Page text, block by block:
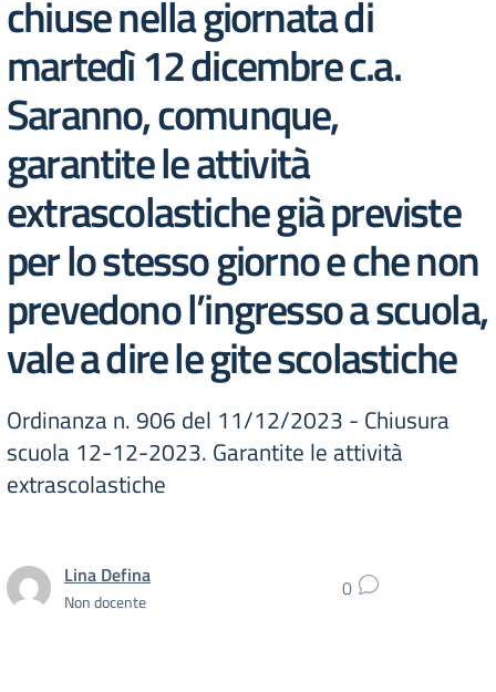
chiuse nella giornata di
martedì 12 dicembre c.a.
Saranno, comunque,
garantite le attività
extrascolastiche già previste
per lo stesso giorno e che non
prevedono l’ingresso a scuola,
vale a dire le gite scolastiche
Ordinanza n. 906 del 11/12/2023 - Chiusura
scuola 12-12-2023. Garantite le attività
extrascolastiche
Lina Defina
Non docente 0